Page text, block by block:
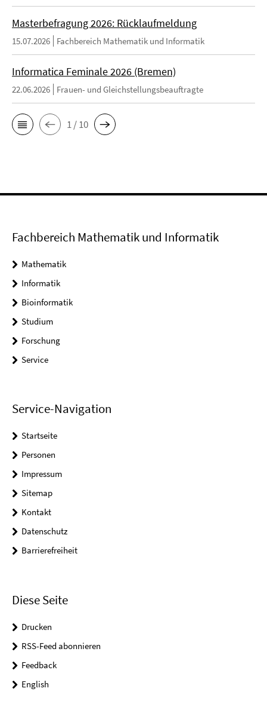
Masterbefragung 2026: Rücklaufmeldung
15.07.2026 Fachbereich Mathematik und Informatik
Informatica Feminale 2026 (Bremen)
22.06.2026 Frauen- und Gleichstellungsbeauftragte
1 / 10
Fachbereich Mathematik und Informatik
Mathematik
Informatik
Bioinformatik
Studium
Forschung
Service
Service-Navigation
Startseite
Personen
Impressum
Sitemap
Kontakt
Datenschutz
Barrierefreiheit
Diese Seite
Drucken
RSS-Feed abonnieren
Feedback
English